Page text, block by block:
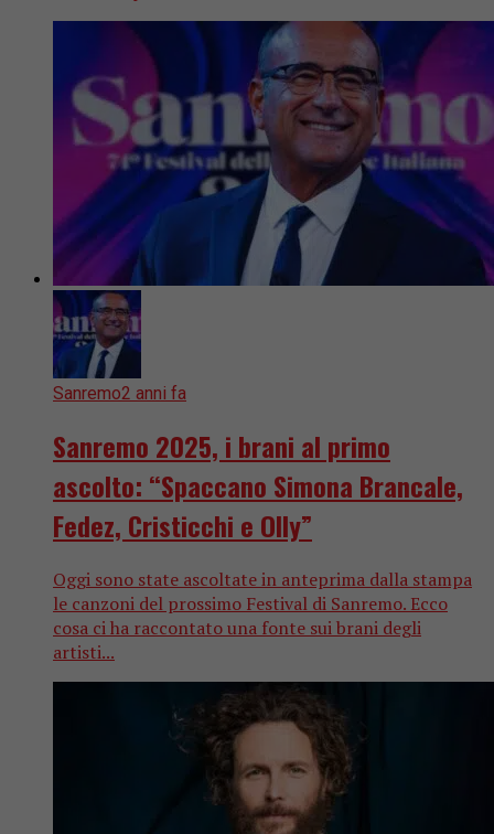
Sanremo2 anni fa
Sanremo 2025, i brani al primo
ascolto: “Spaccano Simona Brancale,
Fedez, Cristicchi e Olly”
Oggi sono state ascoltate in anteprima dalla stampa
le canzoni del prossimo Festival di Sanremo. Ecco
cosa ci ha raccontato una fonte sui brani degli
artisti...